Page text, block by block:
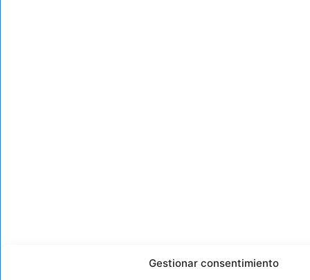
Gestionar consentimiento